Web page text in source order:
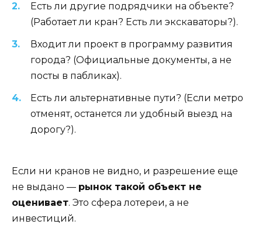
Есть ли другие подрядчики на объекте?
(Работает ли кран? Есть ли экскаваторы?).
Входит ли проект в программу развития
города? (Официальные документы, а не
посты в пабликах).
Есть ли альтернативные пути? (Если метро
отменят, останется ли удобный выезд на
дорогу?).
Если ни кранов не видно, и разрешение еще
не выдано — рынок такой объект не
оценивает. Это сфера лотереи, а не
инвестиций.